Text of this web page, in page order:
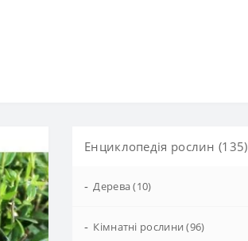
Енциклопедія рослин (135)
- Дерева (10)
- Кімнатні рослини (96)